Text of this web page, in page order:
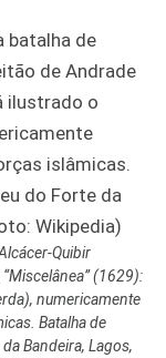
Quibir
(1629):
numericamente
Batalha de
Bandeira, Lagos,